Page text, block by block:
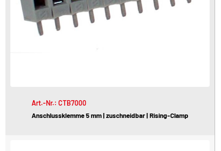
Art.-Nr.: CTB7000
Anschlussklemme 5 mm | zuschneidbar | Rising-Clamp